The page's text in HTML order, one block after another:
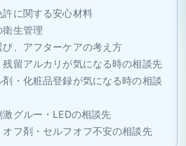
に関する安心材料
生管理
、アフターケアの考え方
残留アルカリが気になる時の相談先
剤・化粧品登録が気になる時の相談
グルー・LEDの相談先
フ剤・セルフオフ不安の相談先